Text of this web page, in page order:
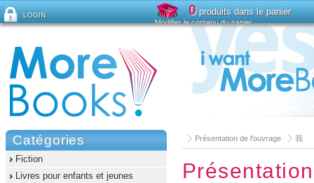
Présentation de l'ouvrage 我
Catégories
Fiction
Livres pour enfants et jeunes
LOGIN
Mot de passe oublié ?
0produits dans le panier
Modifier le contenu du panier